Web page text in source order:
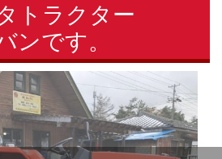
トラクター
ンです。